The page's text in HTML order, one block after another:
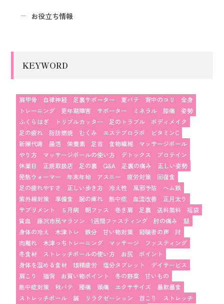
お役立ち情報
KEYWORD
肩甲骨 自律神経 足裏サポーター 夏バテ 背中のコリ
全身
トレーニング
更年期障害 サポーター ミネラル 膝痛
姿勢
ふくらはぎ
トリプルカッター 足のトラブル
ボディメイク
足の疲れ
脂肪燃焼 むくみ エステプロラボ
ビタミンC
新陳代謝
腸活 栄養素 足首 食物繊維
マッサージボール
やり方
マッサージボールの使い方 デトックス
プロテイン
休業日
正規取扱店 足の裏 Q&A 足裏の痛み
正しい姿勢
発熱ウォーマー
年末年始 アスニー 疲労対策
回復食
足の疲れやすさ
正しい歩き方 冷え性 風邪予防
ヘム鉄
紫外線対策
準備食 腕の痺れ 熱中症 血流改善
正月太り
サプリメント
５月病 朝ファス 巻き肩 足裏 送料無料
福袋
貧血
藤沢市民マラソン 1週間ファスティング 肘の痛み
腿
身体の冷え
木津トレ 鉄分 甘い物対策 経験者の声
肘
肉離れ
木津っちトレーニング マッサージ
ファスティング
冬食材
ストレッチポールの使い方 お尻
ポイント
身体を温める食材
眼精疲労 塩分タブレット
デイサービス
肩こり
猫背 お買い物ポイント 冬の野菜
甘いもの
熱中症対策
秋バテ 腰痛 頭痛 エクササイズ
暴飲暴食
ストレッチポール
鍼 リラクゼーション 首こり
ストレッチ